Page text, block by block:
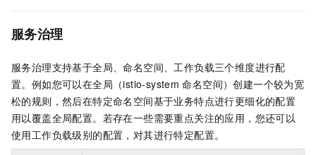
服务治理
服务治理支持基于全局、命名空间、工作负载三个维度进行配
置。例如您可以在全局（istio-system 命名空间）创建一个较为宽
松的规则，然后在特定命名空间基于业务特点进行更细化的配置
用以覆盖全局配置。若存在一些需要重点关注的应用，您还可以
使用工作负载级别的配置，对其进行特定配置。